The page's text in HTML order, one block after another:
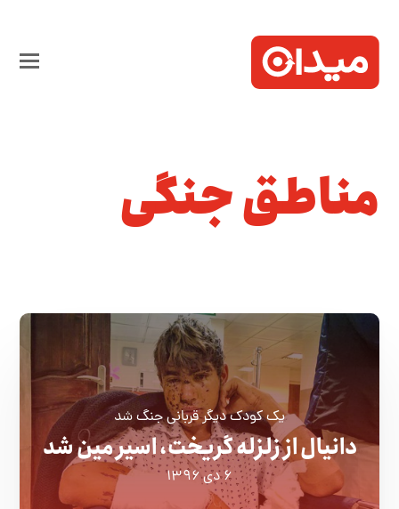
مناطق جنگی
یک کودک دیگر قربانی جنگ شد
دانیال از زلزله گریخت، اسیر مین شد
۶ دی ۱۳۹۶